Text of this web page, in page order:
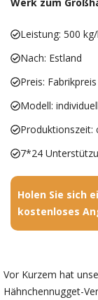
Leistung: 500
Nach: Estland
Preis: Fabrikpreis
Modell:
Produktionszeit:
7*24
Holen Sie sich
kostenloses
Vor Kurzem hat
Hähnchennugget-